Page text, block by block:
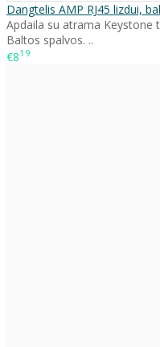
Dangtelis AMP RJ45 lizdui,
Apdaila su atrama Keystone
Baltos spalvos. ..
€819